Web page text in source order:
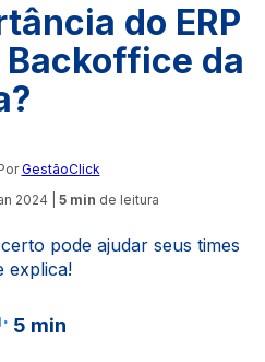
do ERP
da
GestãoClick
2024 5 min de leitura
pode ajudar seus times
explica!
5 min